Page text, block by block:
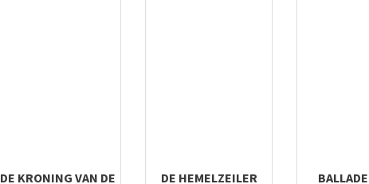
DE KRONING VAN DE
DE HEMELZEILER